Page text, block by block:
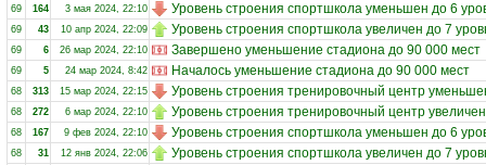
69 164 3 мая 2024, 22:10 Уровень строения спортшкола уменьшен до 6
69 43 10 апр 2024, 22:09 Уровень строения спортшкола увеличен до 7
69 6 26 мар 2024, 22:10 Завершено уменьшение стадиона до 90 000 мест
69 5 24 мар 2024, 8:42 Началось уменьшение стадиона до 90 000 мест
68 313 15 мар 2024, 22:15 Уровень строения тренировочный центр
68 272 6 мар 2024, 22:10 Уровень строения тренировочный центр
68 167 9 фев 2024, 22:10 Уровень строения спортшкола уменьшен до 6
68 31 12 янв 2024, 22:06 Уровень строения спортшкола увеличен до 7